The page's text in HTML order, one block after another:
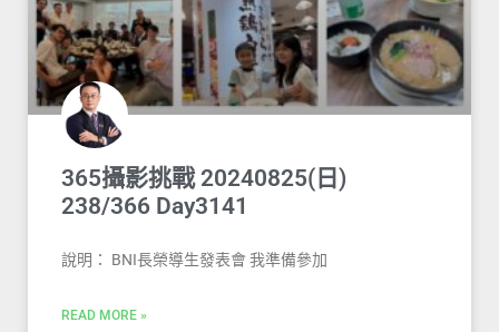
365攝影挑戰 20240825(日)
238/366 Day3141
說明： BNI長榮導生發表會 我準備參加
READ MORE »